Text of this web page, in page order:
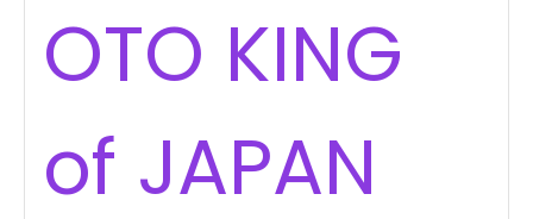
OTO KING
of JAPAN